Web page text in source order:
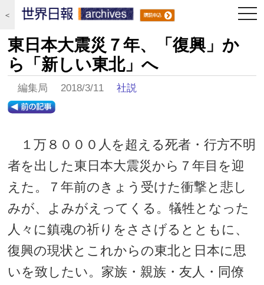
＜
東日本大震災７年、「復興」か
ら「新しい東北」へ
編集局 2018/3/11社説
１万８０００人を超える死者・行方不明
者を出した東日本大震災から７年目を迎
えた。７年前のきょう受けた衝撃と悲し
みが、よみがえってくる。犠牲となった
人々に鎮魂の祈りをささげるとともに、
復興の現状とこれからの東北と日本に思
いを致したい。家族・親族・友人・同僚